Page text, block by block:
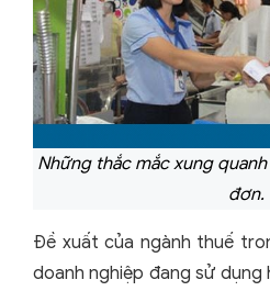
Những thắc mắc xung
đơn.
Đề xuất của ngành thuế
doanh nghiệp đang sử